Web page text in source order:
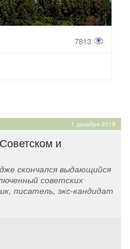
7813
1 декабря 2019
и
скончался выдающийся
советских
писатель, экс-кандидат